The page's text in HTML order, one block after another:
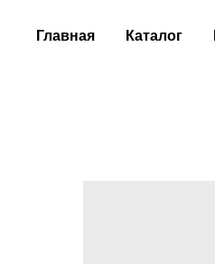
Главная Каталог